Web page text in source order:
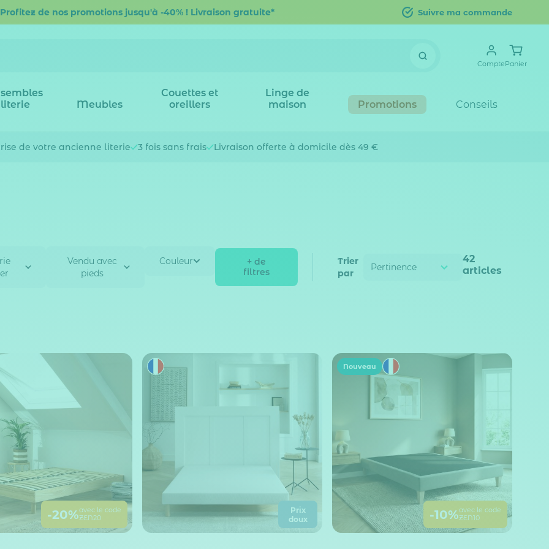
Profitez de nos promotions jusqu'à -40% ! Livraison gratuite* Suivre ma commande
ComptePanier
literie
Meubles
Couettes et
oreillers
Linge de
maison
Promotions Conseils
de votre ancienne literie 3 fois sans frais Livraison offerte à domicile dès 49 €
Vendu avec
pieds
Couleur
+ de
filtres
Trier
par
42
articles
-20%avec le code
ZEN20
Prix
doux
Nouveau
-10%avec le code
ZEN10